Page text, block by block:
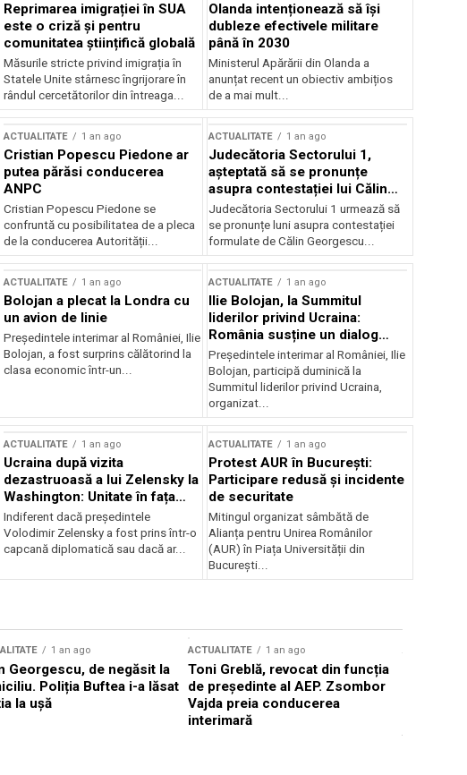
Reprimarea imigrației în SUA
este o criză și pentru
comunitatea științifică globală
Măsurile stricte privind imigrația în
Statele Unite stârnesc îngrijorare în
rândul cercetătorilor din întreaga...
Olanda intenționează să își
dubleze efectivele militare
până în 2030
Ministerul Apărării din Olanda a
anunțat recent un obiectiv ambițios
de a mai mult...
ACTUALITATE 1 an ago
Cristian Popescu Piedone ar
putea părăsi conducerea
ANPC
Cristian Popescu Piedone se
confruntă cu posibilitatea de a pleca
de la conducerea Autorității...
ACTUALITATE 1 an ago
Judecătoria Sectorului 1,
așteptată să se pronunțe
asupra contestației lui Călin
Georgescu privind controlul
judiciar
Judecătoria Sectorului 1 urmează să
se pronunțe luni asupra contestației
formulate de Călin Georgescu...
ACTUALITATE 1 an ago
Bolojan a plecat la Londra cu
un avion de linie
Președintele interimar al României, Ilie
Bolojan, a fost surprins călătorind la
clasa economic într-un...
ACTUALITATE 1 an ago
Ilie Bolojan, la Summitul
liderilor privind Ucraina:
România susține un dialog
transatlantic pentru securitate
și stabilitate
Președintele interimar al României, Ilie
Bolojan, participă duminică la
Summitul liderilor privind Ucraina,
organizat...
ACTUALITATE 1 an ago
Ucraina după vizita
dezastruoasă a lui Zelensky la
Washington: Unitate în fața
incertitudinii
Indiferent dacă președintele
Volodimir Zelensky a fost prins într-o
capcană diplomatică sau dacă ar...
ACTUALITATE 1 an ago
Protest AUR în București:
Participare redusă și incidente
de securitate
Mitingul organizat sâmbătă de
Alianța pentru Unirea Românilor
(AUR) în Piața Universității din
București...
1 an ago
Georgescu, de negăsit la
Poliția Buftea i-a lăsat
la ușă
ACTUALITATE 1 an ago
Toni Greblă, revocat din funcția
de președinte al AEP. Zsombor
Vajda preia conducerea
interimară